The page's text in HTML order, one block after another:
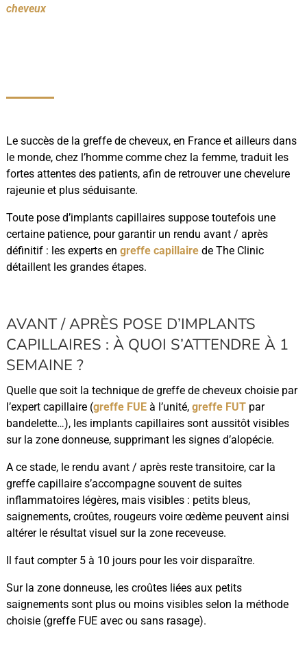
cheveux
Le succès de la greffe de cheveux, en France et ailleurs dans
le monde, chez l’homme comme chez la femme, traduit les
fortes attentes des patients, afin de retrouver une chevelure
rajeunie et plus séduisante.
Toute pose d’implants capillaires suppose toutefois une
certaine patience, pour garantir un rendu avant / après
définitif : les experts en greffe capillairede The Clinic
détaillent les grandes étapes.
AVANT / APRÈS POSE D’IMPLANTS
CAPILLAIRES : À QUOI S’ATTENDRE À 1
SEMAINE ?
Quelle que soit la technique de greffe de cheveux choisie par
l’expert capillaire (greffe FUEà l’unité, greffe FUTpar
bandelette…), les implants capillaires sont aussitôt visibles
sur la zone donneuse, supprimant les signes d’alopécie.
A ce stade, le rendu avant / après reste transitoire, car la
greffe capillaire s’accompagne souvent de suites
inflammatoires légères, mais visibles : petits bleus,
saignements, croûtes, rougeurs voire œdème peuvent ainsi
altérer le résultat visuel sur la zone receveuse.
Il faut compter 5 à 10 jours pour les voir disparaître.
Sur la zone donneuse, les croûtes liées aux petits
saignements sont plus ou moins visibles selon la méthode
choisie (greffe FUE avec ou sans rasage).